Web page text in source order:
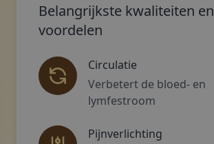
Belangrijkste kwaliteiten en
voordelen
Circulatie
Verbetert de bloed- en
lymfestroom
Pijnverlichting